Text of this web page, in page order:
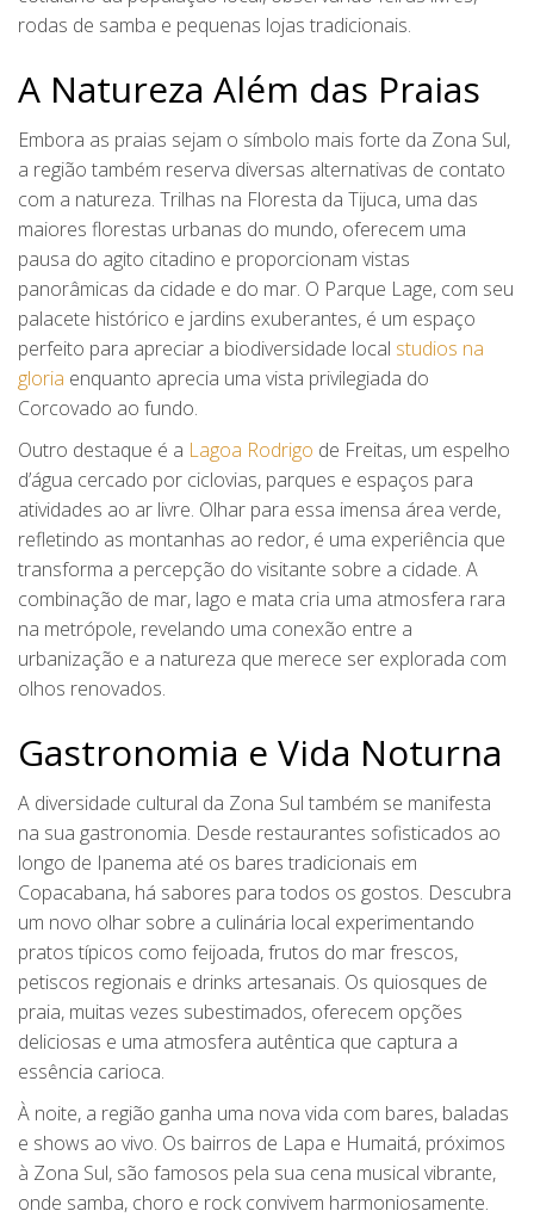
rodas de samba e pequenas lojas tradicionais.
A Natureza Além das Praias
Embora as praias sejam o símbolo mais forte da Zona Sul,
a região também reserva diversas alternativas de contato
com a natureza. Trilhas na Floresta da Tijuca, uma das
maiores florestas urbanas do mundo, oferecem uma
pausa do agito citadino e proporcionam vistas
panorâmicas da cidade e do mar. O Parque Lage, com seu
palacete histórico e jardins exuberantes, é um espaço
perfeito para apreciar a biodiversidade local studios na
gloria enquanto aprecia uma vista privilegiada do
Corcovado ao fundo.
Outro destaque é a Lagoa Rodrigo de Freitas, um espelho
d’água cercado por ciclovias, parques e espaços para
atividades ao ar livre. Olhar para essa imensa área verde,
refletindo as montanhas ao redor, é uma experiência que
transforma a percepção do visitante sobre a cidade. A
combinação de mar, lago e mata cria uma atmosfera rara
na metrópole, revelando uma conexão entre a
urbanização e a natureza que merece ser explorada com
olhos renovados.
Gastronomia e Vida Noturna
A diversidade cultural da Zona Sul também se manifesta
na sua gastronomia. Desde restaurantes sofisticados ao
longo de Ipanema até os bares tradicionais em
Copacabana, há sabores para todos os gostos. Descubra
um novo olhar sobre a culinária local experimentando
pratos típicos como feijoada, frutos do mar frescos,
petiscos regionais e drinks artesanais. Os quiosques de
praia, muitas vezes subestimados, oferecem opções
deliciosas e uma atmosfera autêntica que captura a
essência carioca.
À noite, a região ganha uma nova vida com bares, baladas
e shows ao vivo. Os bairros de Lapa e Humaitá, próximos
à Zona Sul, são famosos pela sua cena musical vibrante,
onde samba, choro e rock convivem harmoniosamente.